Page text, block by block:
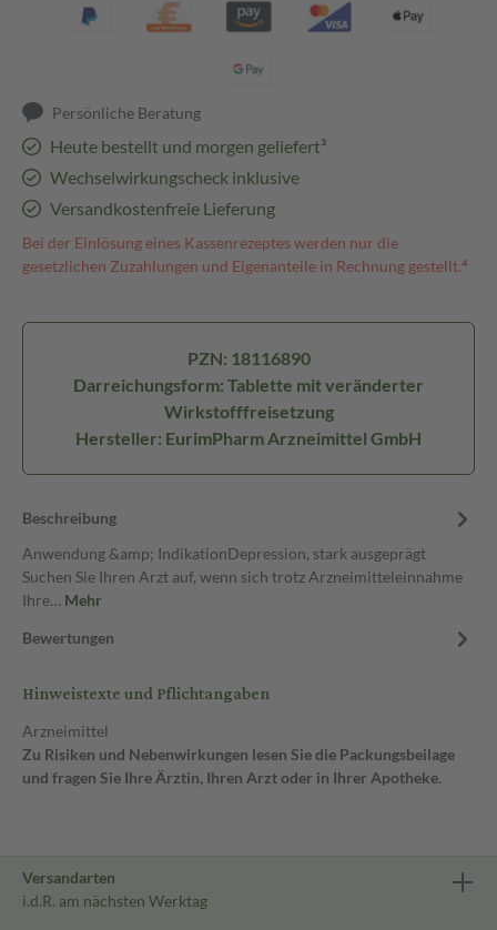
Persönliche Beratung
Heute bestellt und morgen geliefert³
Wechselwirkungscheck inklusive
Versandkostenfreie Lieferung
Bei der Einlösung eines Kassenrezeptes werden nur die
gesetzlichen Zuzahlungen und Eigenanteile in Rechnung gestellt.⁴
PZN: 18116890
Darreichungsform: Tablette mit veränderter
Wirkstofffreisetzung
Hersteller: EurimPharm Arzneimittel GmbH
Beschreibung
Anwendung &amp; IndikationDepression, stark ausgeprägt
Suchen Sie Ihren Arzt auf, wenn sich trotz Arzneimitteleinnahme
Ihre… Mehr
Bewertungen
Hinweistexte und Pflichtangaben
Arzneimittel
Zu Risiken und Nebenwirkungen lesen Sie die Packungsbeilage
und fragen Sie Ihre Ärztin, Ihren Arzt oder in Ihrer Apotheke.
Versandarten
i.d.R. am nächsten Werktag